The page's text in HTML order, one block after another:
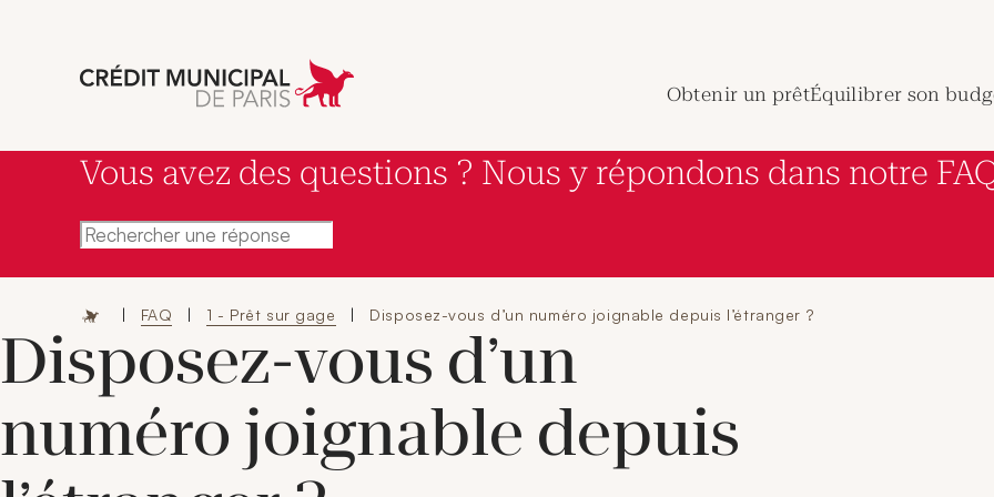
Aller à l'accueil de Crédit Municipal de Paris
Obtenir un prêtÉquilibrer son
Vous avez des questions ? Nous y répondons dans notre
Rechercher une réponse
| FAQ | 1 - Prêt sur gage | Disposez-vous d’un numéro joignable depuis l’étranger ?
Disposez-vous d’un
numéro joignable depuis